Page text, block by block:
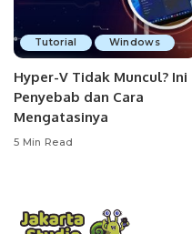
Tutorial Windows
Hyper-V Tidak Muncul? Ini
Penyebab dan Cara
Mengatasinya
5 Min Read